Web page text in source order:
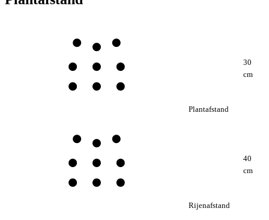
Plantafstand
30
cm
Rijenafstand
40
cm